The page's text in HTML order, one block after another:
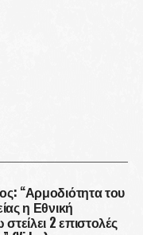
“Αρμοδιότητα του
η Εθνική
2 επιστολές